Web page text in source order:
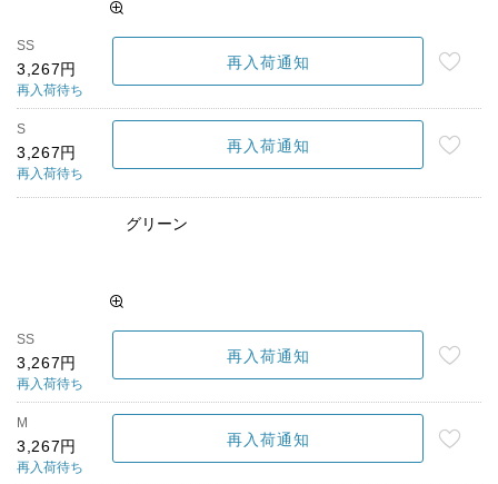
SS
3,267円
再入荷待ち
再入荷通知
S
3,267円
再入荷待ち
再入荷通知
グリーン
SS
3,267円
再入荷待ち
再入荷通知
M
3,267円
再入荷待ち
再入荷通知